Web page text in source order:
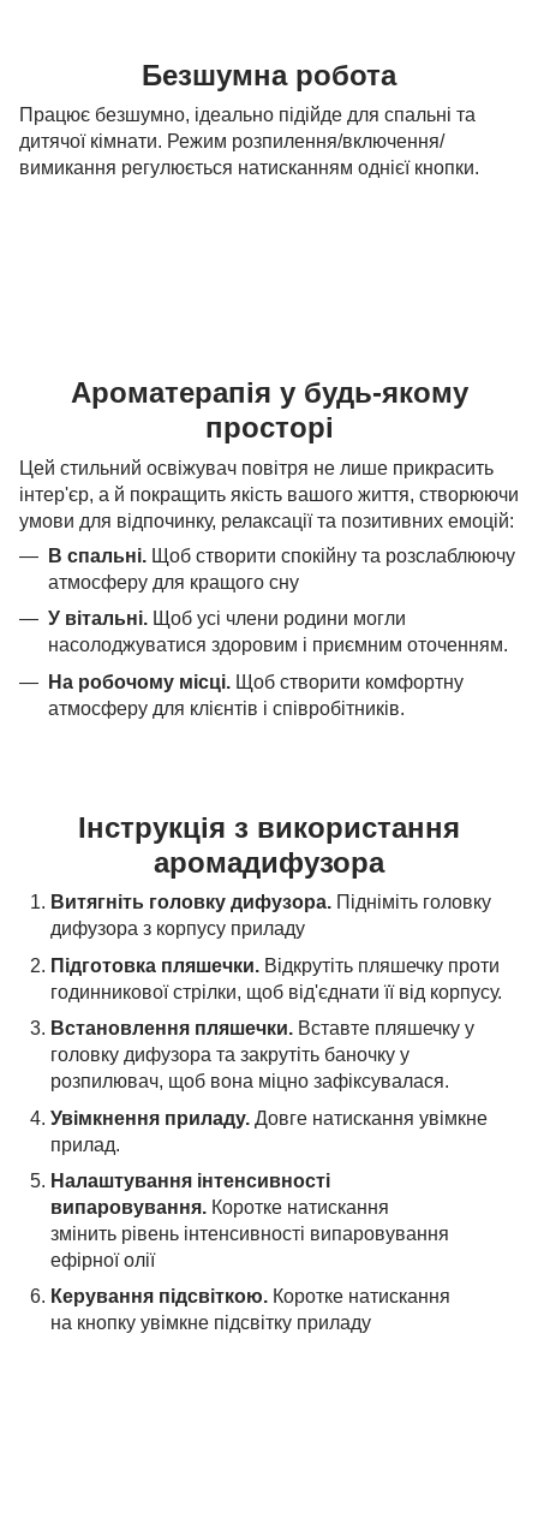
Безшумна робота
Працює безшумно, ідеально підійде для спальні та
дитячої кімнати. Режим розпилення/включення/
вимикання регулюється натисканням однієї кнопки.
Ароматерапія у будь-якому
просторі
Цей стильний освіжувач повітря не лише прикрасить
інтер'єр, а й покращить якість вашого життя, створюючи
умови для відпочинку, релаксації та позитивних емоцій:
В спальні. Щоб створити спокійну та розслаблюючу
атмосферу для кращого сну
У вітальні. Щоб усі члени родини могли
насолоджуватися здоровим і приємним оточенням.
На робочому місці. Щоб створити комфортну
атмосферу для клієнтів і співробітників.
Інструкція з використання
аромадифузора
Витягніть головку дифузора. Підніміть головку
дифузора з корпусу приладу
Підготовка пляшечки. Відкрутіть пляшечку проти
годинникової стрілки, щоб від'єднати її від корпусу.
Встановлення пляшечки. Вставте пляшечку у
головку дифузора та закрутіть баночку у
розпилювач, щоб вона міцно зафіксувалася.
Увімкнення приладу. Довге натискання увімкне
прилад.
Налаштування інтенсивності
випаровування. Коротке натискання
змінить рівень інтенсивності випаровування
ефірної олії
Керування підсвіткою. Коротке натискання
на кнопку увімкне підсвітку приладу